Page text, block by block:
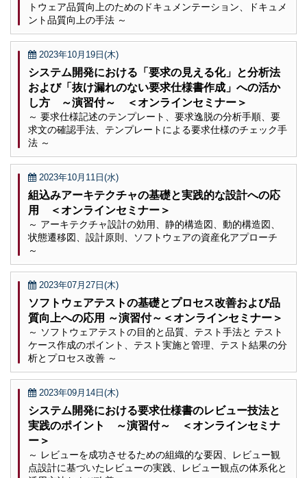
トウェア品質向上のためのドキュメンテーション、ドキュメ
ント品質向上の手法 ～
2023年10月19日(木)
システム開発における「要求の見える化」と分析法
および「抜け漏れのない要求仕様書作成」への活か
し方 ～演習付～ ＜オンラインセミナー＞
～ 要求仕様記述のテンプレート、要求逸脱の分析手順、要
求文の確認手法、テンプレートによる要求仕様のチェック手
法 ～
2023年10月11日(水)
組込みアーキテクチャの基礎と実践的な設計への応
用 ＜オンラインセミナー＞
～ アーキテクチャ設計の効用、静的構造図、動的構造図、
状態遷移図、設計原則、ソフトウェアの資産化アプローチ
～
2023年07月27日(木)
ソフトウェアテストの基礎とプロセス改善および品
質向上への応用 ～演習付～＜オンラインセミナー＞
～ ソフトウェアテストの目的と品質、テスト手法と テスト
ケース作成のポイント、テスト実施と管理、テスト結果の分
析とプロセス改善 ～
2023年09月14日(木)
システム開発における要求仕様書のレビュー技法と
実践のポイント ～演習付～ ＜オンラインセミナ
ー＞
～ レビューを成功させるための組織的な要因、レビュー観
点設計に基づいたレビューの実践、レビュー観点の体系化と